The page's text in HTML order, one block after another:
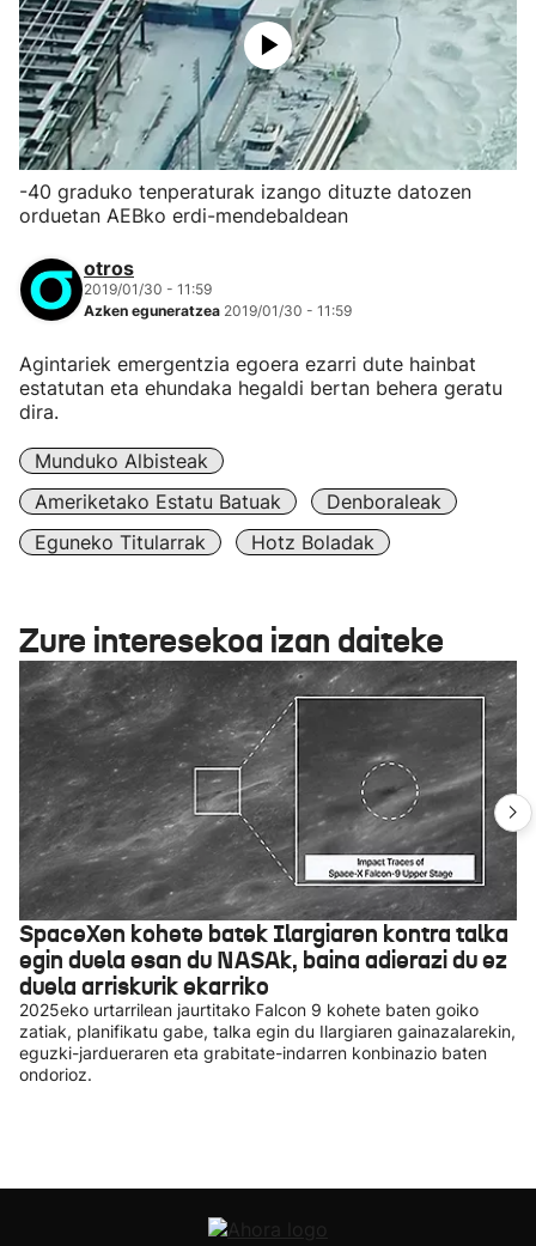
-40 graduko tenperaturak izango dituzte datozen
orduetan AEBko erdi-mendebaldean
otros
2019/01/30 - 11:59
Azken eguneratzea 2019/01/30 - 11:59
Agintariek emergentzia egoera ezarri dute hainbat
estatutan eta ehundaka hegaldi bertan behera geratu
dira.
Munduko Albisteak
Ameriketako Estatu Batuak
Denboraleak
Eguneko Titularrak
Hotz Boladak
Zure interesekoa izan daiteke
SpaceXen kohete batek Ilargiaren kontra talka
egin duela esan du NASAk, baina adierazi du ez
duela arriskurik ekarriko
2025eko urtarrilean jaurtitako Falcon 9 kohete baten goiko
zatiak, planifikatu gabe, talka egin du Ilargiaren gainazalarekin,
eguzki-jardueraren eta grabitate-indarren konbinazio baten
ondorioz.